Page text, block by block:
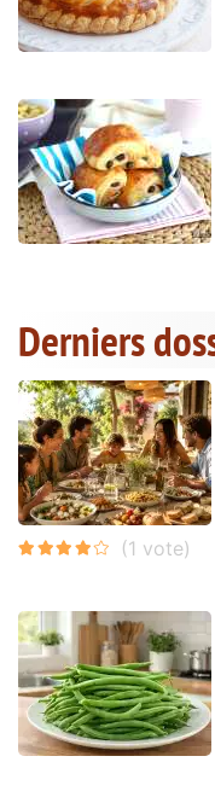
Derniers